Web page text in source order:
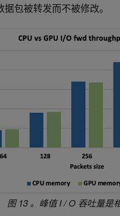
包被转发而不被修改。
图 13 。峰值 I / O 吞吐量是